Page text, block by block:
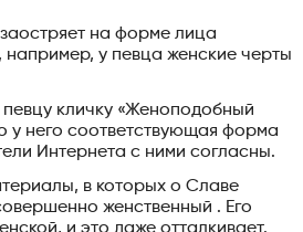
на форме лица
например, у певца женские черты
певцу кличку «Женоподобный
у него соответствующая форма
Интернета с ними согласны.
в которых о Славе
женственный . Его